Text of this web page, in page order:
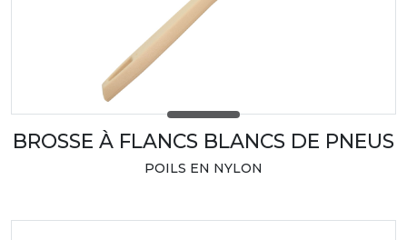
BROSSE À FLANCS BLANCS DE PNEUS
POILS EN NYLON